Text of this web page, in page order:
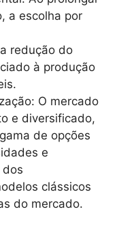
a escolha por
redução do
à produção
O mercado
e diversificado,
de opções
e
dos
clássicos
do mercado.